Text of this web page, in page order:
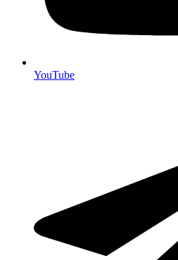
YouTube